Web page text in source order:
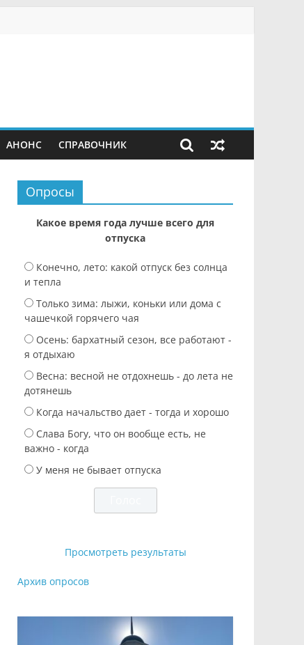
АНОНС СПРАВОЧНИК
Опросы
Какое время года лучше всего для
отпуска
Конечно, лето: какой отпуск без солнца
и тепла
Только зима: лыжи, коньки или дома с
чашечкой горячего чая
Осень: бархатный сезон, все работают -
я отдыхаю
Весна: весной не отдохнешь - до лета не
дотянешь
Когда начальство дает - тогда и хорошо
Слава Богу, что он вообще есть, не
важно - когда
У меня не бывает отпуска
Просмотреть результаты
Архив опросов